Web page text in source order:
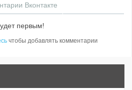
Вконтакте
первым!
чтобы добавлять комментарии